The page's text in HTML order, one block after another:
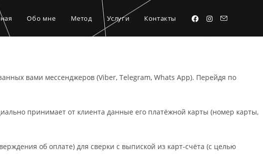
Обо мне Метод Услуги Контакты
вами мессенджеров (Viber, Telegram, Whats App). Перейдя по
принимает от клиента данные его платёжной карты (номер карты,
об оплате) для сверки с выпиской из карт-счёта (с целью